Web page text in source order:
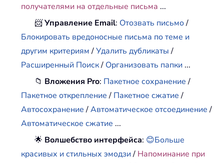
получателями на отдельные письма ...
📨Управление Email: Отозвать письмо/
Блокировать вредоносные письма по теме и
другим критериям/Удалить дубликаты/
Расширенный Поиск/ Организовать папки ...
📁 Вложения Pro: Пакетное сохранение/
Пакетное открепление/ Пакетное сжатие/
Автосохранение/Автоматическое отсоединение/
Автоматическое сжатие ...
🌟 Волшебство интерфейса: 😊Больше
красивых и стильных эмодзи/ Напоминание при